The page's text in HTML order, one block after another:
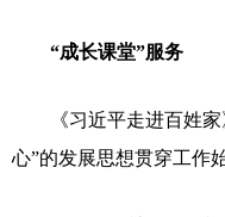
“成长课堂”服务
《习近平走进百姓家》
心”的发展思想贯穿工作